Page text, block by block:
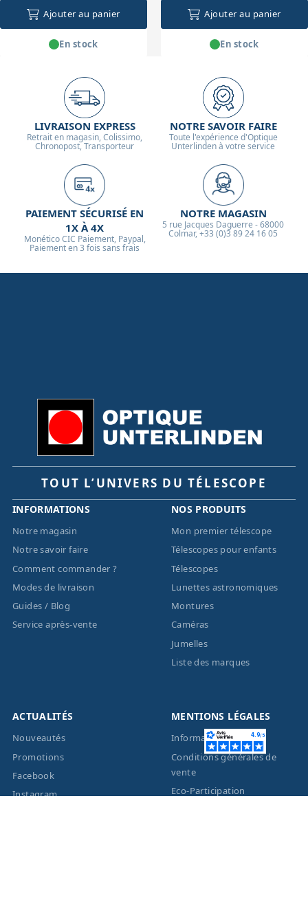
Ajouter au panier
En stock
Ajouter au panier
En stock
LIVRAISON EXPRESS
Retrait en magasin, Colissimo,
Chronopost, Transporteur
NOTRE SAVOIR FAIRE
Toute l'expérience d'Optique
Unterlinden à votre service
PAIEMENT SÉCURISÉ EN
1X À 4X
Monético CIC Paiement, Paypal,
Paiement en 3 fois sans frais
NOTRE MAGASIN
5 rue Jacques Daguerre - 68000
Colmar, +33 (0)3 89 24 16 05
TOUT L’UNIVERS DU TÉLESCOPE
INFORMATIONS
Notre magasin
Notre savoir faire
Comment commander ?
Modes de livraison
Guides / Blog
Service après-vente
NOS PRODUITS
Mon premier télescope
Télescopes pour enfants
Télescopes
Lunettes astronomiques
Montures
Caméras
Jumelles
Liste des marques
ACTUALITÉS
Nouveautés
Promotions
Facebook
Instagram
MENTIONS LÉGALES
Informations légales
Conditions générales de
vente
Eco-Participation